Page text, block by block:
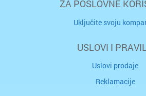
ZA POSLOVNE
Uključite svoju
USLOVI I
Uslovi prodaje
Reklamacije